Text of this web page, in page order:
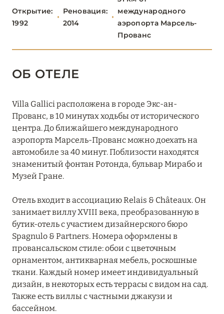
Capelongue
Château de Fonscolombe
Crillon Le Brave
Hôtel Le Château de Berne
L’Étoile des Baux
La Bastide de Gordes
La Bastide Saint-Antoine
La Bonne Étape
Le Château de Berne
Le Domaine du Mas de Pierre Resort & Spa
Le Prieuré-Baumanière
Le Saint-Rémy
Открытие:
1992
Реновация:
2014
международного
аэропорта Марсель-
Прованс
ОБ ОТЕЛЕ
Villa Gallici расположена в городе Экс-ан-
Прованс, в 10 минутах ходьбы от исторического
центра. До ближайшего международного
аэропорта Марсель-Прованс можно доехать на
автомобиле за 40 минут. Поблизости находятся
знаменитый фонтан Ротонда, бульвар Мирабо и
Музей Гране.
Отель входит в ассоциацию Relais & Châteaux. Он
занимает виллу XVIII века, преобразованную в
бутик-отель с участием дизайнерского бюро
Spagnulo & Partners. Номера оформлены в
провансальском стиле: обои с цветочным
орнаментом, антикварная мебель, роскошные
ткани. Каждый номер имеет индивидуальный
дизайн, в некоторых есть террасы с видом на сад.
Также есть виллы с частными джакузи и
бассейном.